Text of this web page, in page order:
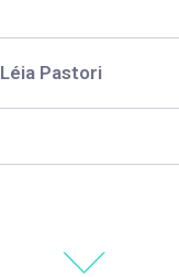
Léia Pastori